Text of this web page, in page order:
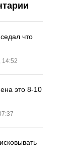
что
14:52
это 8-10